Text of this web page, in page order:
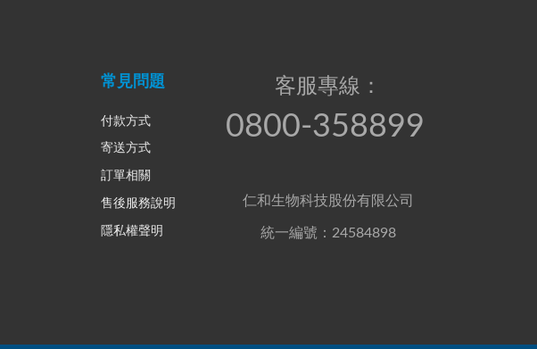
客服專線：
0800-358899
仁和生物科技股份有限公司
統一編號：24584898
常見問題
付款方式
寄送方式
訂單相關
售後服務說明
隱私權聲明